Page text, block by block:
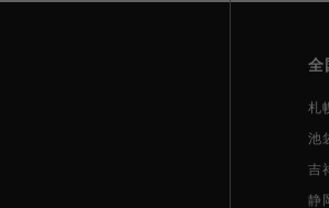
全
札
池
吉
静